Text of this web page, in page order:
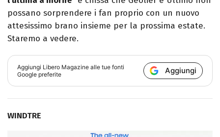
possano sorprendere i fan proprio con un nuovo
attesissimo brano insieme per la prossima estate.
Staremo a vedere.
Aggiungi Libero Magazine alle tue fonti
Google preferite
Aggiungi
WINDTRE